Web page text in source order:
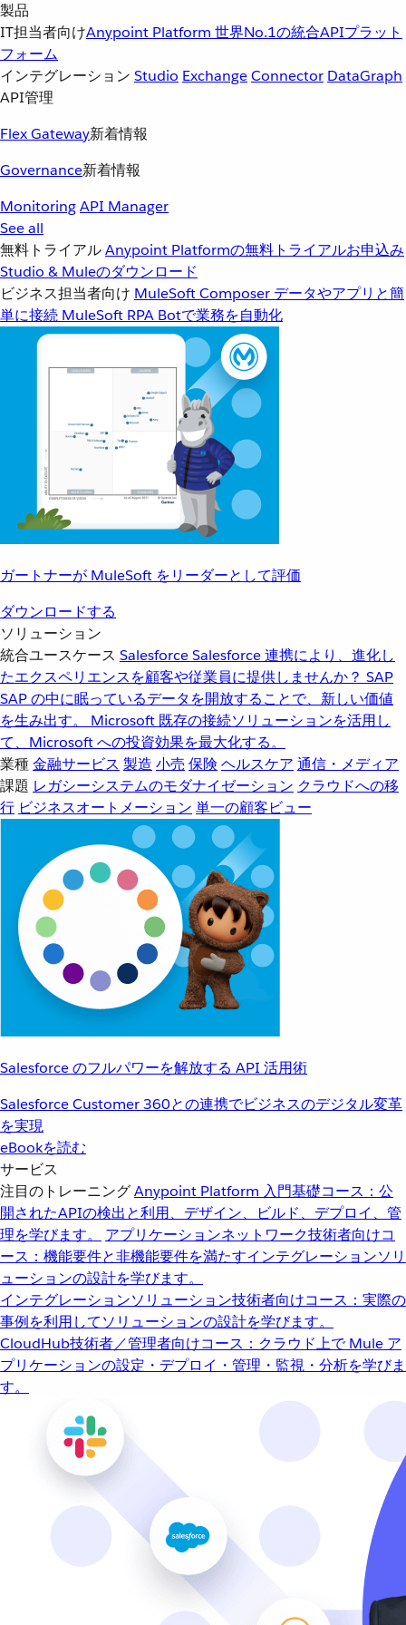
製品
IT担当者向けAnypoint Platform 世界No.1の統合APIプラット
フォーム
インテグレーション Studio ExchangeConnector DataGraph
API管理
Flex Gateway新着情報
Governance新着情報
MonitoringAPI Manager
See all
無料トライアルAnypoint Platformの無料トライアルお申込み
Studio & Muleのダウンロード
ビジネス担当者向け MuleSoft Composer データやアプリと簡
単に接続 MuleSoft RPA Botで業務を自動化
ガートナーが MuleSoft をリーダーとして評価
ダウンロードする
ソリューション
統合ユースケース SalesforceSalesforce 連携により、進化し
たエクスペリエンスを顧客や従業員に提供しませんか？ SAP
SAP の中に眠っているデータを開放することで、新しい価値
を生み出す。
Microsoft 既存の接続ソリューションを活用し
て、Microsoft への投資効果を最大化する。
業種金融サービス 製造 小売 保険 ヘルスケア 通信・メディア
課題 レガシーシステムのモダナイゼーション クラウドへの移
行 ビジネスオートメーション 単一の顧客ビュー
Salesforce のフルパワーを解放する API 活用術
Salesforce Customer 360との連携でビジネスのデジタル変革
を実現
eBookを読む
サービス
注目のトレーニングAnypoint Platform 入門基礎コース：公
開されたAPIの検出と利用、デザイン、ビルド、デプロイ、管
理を学びます。
アプリケーションネットワーク技術者向けコ
ース：機能要件と非機能要件を満たすインテグレーションソリ
ューションの設計を学びます。
インテグレーションソリューション技術者向けコース：実際の
事例を利用してソリューションの設計を学びます。
CloudHub技術者／管理者向けコース：クラウド上で Mule ア
プリケーションの設定・デプロイ・管理・監視・分析を学びま
す。